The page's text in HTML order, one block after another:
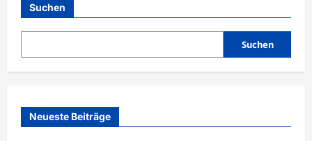
Suchen
Suchen
Neueste Beiträge